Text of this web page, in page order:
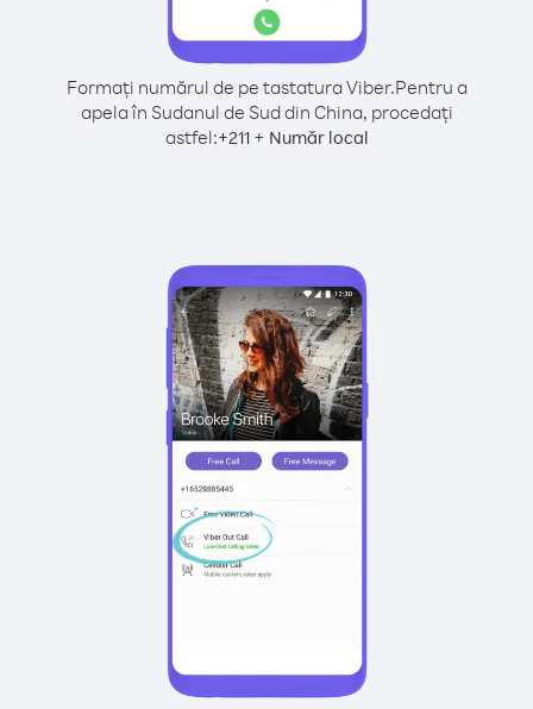
Formați numărul de pe tastatura Viber.Pentru a
apela în Sudanul de Sud din China, procedați
astfel:+211+ Număr local